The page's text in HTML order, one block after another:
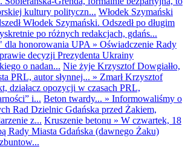
kultury polityczn... Włodek Szymański
Włodek Szymański. Odszedł po długim
po różnych redakcjach, gdańs...
dla honorowania UPA » Oświadczenie Rady
decyzji Prezydenta Ukrainy
o nadan... Nie żyje Krzysztof Dowgiałło,
PRL, autor słynnej... » Zmarł Krzysztof
działacz opozycji w czasach PRL,
i... Beton twardy... » Informowaliśmy o
Rad Dzielnic Gdańska przed Żakiem,
z... Kruszenie betonu » W czwartek, 18
Rady Miasta Gdańska (dawnego Żaku)